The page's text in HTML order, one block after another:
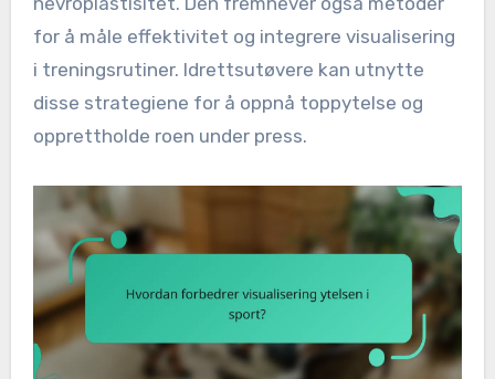
for å måle effektivitet og integrere visualisering
i treningsrutiner. Idrettsutøvere kan utnytte
disse strategiene for å oppnå toppytelse og
opprettholde roen under press.